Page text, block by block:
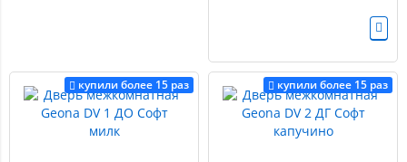
купили более 15 раз купили более 15 раз